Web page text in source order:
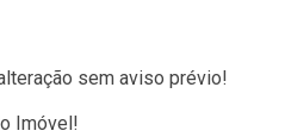
sem aviso prévio!
Imóvel!